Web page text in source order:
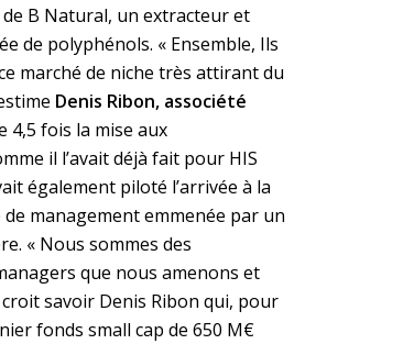
B Natural, un extracteur et
de polyphénols. « Ensemble, Ils
marché de niche très attirant du
Denis Ribon, associété
4,5 fois la mise aux
il l’avait déjà fait pour HIS
également piloté l’arrivée à la
management emmenée par un
« Nous sommes des
que nous amenons et
savoir Denis Ribon qui, pour
fonds small cap de 650 M€